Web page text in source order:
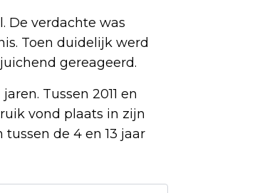
De verdachte was
Toen duidelijk werd
gereageerd.
Tussen 2011 en
vond plaats in zijn
de 4 en 13 jaar